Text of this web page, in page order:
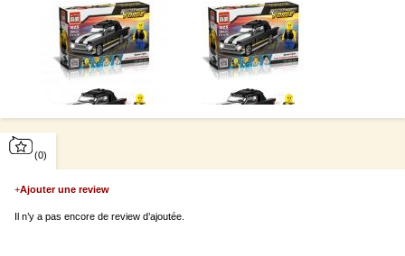
(0)
+Ajouter une review
Il n’y a pas encore de review d’ajoutée.